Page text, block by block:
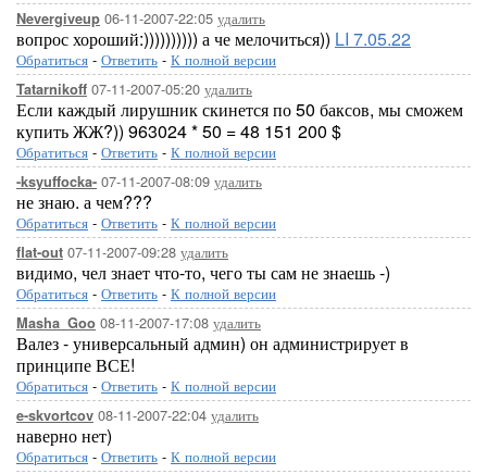
Nevergiveup 06-11-2007-22:05 удалить
вопрос хороший:)))))))))) а че мелочиться)) LI 7.05.22
Обратиться - Ответить - К полной версии
Tatarnikoff 07-11-2007-05:20 удалить
Если каждый лирушник скинется по 50 баксов, мы сможем
купить ЖЖ?)) 963024 * 50 = 48 151 200 $
Обратиться - Ответить - К полной версии
-ksyuffocka- 07-11-2007-08:09 удалить
не знаю. а чем???
Обратиться - Ответить - К полной версии
flat-out 07-11-2007-09:28 удалить
видимо, чел знает что-то, чего ты сам не знаешь -)
Обратиться - Ответить - К полной версии
Masha_Goo 08-11-2007-17:08 удалить
Валез - универсальный админ) он администрирует в
принципе ВСЕ!
Обратиться - Ответить - К полной версии
e-skvortcov 08-11-2007-22:04 удалить
наверно нет)
Обратиться - Ответить - К полной версии